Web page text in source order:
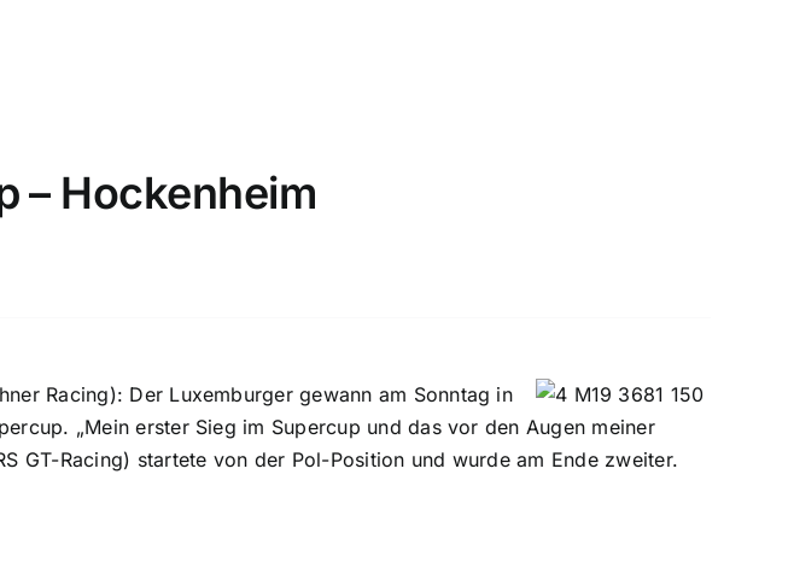
– Hockenheim
Racing): Der Luxemburger gewann am Sonntag in
„Mein erster Sieg im Supercup und das vor den Augen meiner
GT-Racing) startete von der Pol-Position und wurde am Ende zweiter.